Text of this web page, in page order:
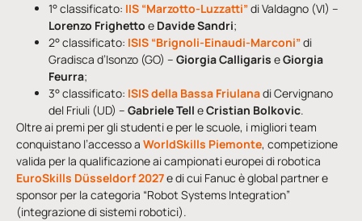
1° classificato: IIS “Marzotto-Luzzatti”di Valdagno (VI) –
Lorenzo Frighetto e Davide Sandri;
2° classificato: ISIS “Brignoli-Einaudi-Marconi”di
Gradisca d’Isonzo (GO) – Giorgia Calligaris eGiorgia
Feurra;
3° classificato: ISIS della Bassa Friulanadi Cervignano
del Friuli (UD) – Gabriele Tell eCristian Bolkovic.
Oltre ai premi per gli studenti e per le scuole, i migliori team
conquistano l’accesso a WorldSkills Piemonte, competizione
valida per la qualificazione ai campionati europei di robotica
EuroSkills Düsseldorf 2027e di cui Fanuc è global partner e
sponsor per la categoria “Robot Systems Integration”
(integrazione di sistemi robotici).